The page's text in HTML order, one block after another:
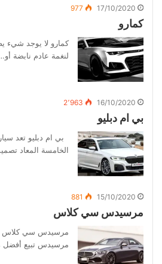
17/10/2020
977
كمارو
كمارو لا يوجد شيء
لنغمة عادم نابضة
16/10/2020 2٬963
بي ام دبليو
الخامسة المعاد تصميمها
15/10/2020
881
مرسيدس سي كلاس
مرسيدس سي كلاس
مرسيدس تبيع أفضل